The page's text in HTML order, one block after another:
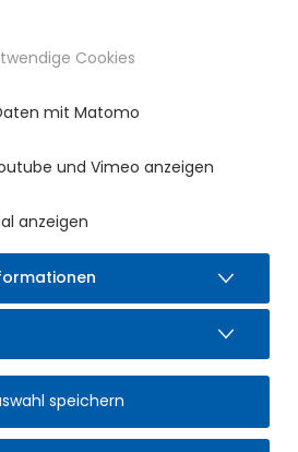
Mitarbeiterinnen in der Offenen
begrüßen. Frau Alexandra Hatt
OGTS und Frau Maritta Gruber ist
wünschen den beiden einen
bei der neuen Tätigkeit.
Cookies
mit Matomo
und Vimeo anzeigen
anzeigen
speichern